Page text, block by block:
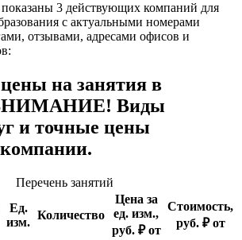
3 действующих компаний для
с актуальными номерами
отзывами, адресами офисов и
на занятия в
Виды
и точные цены
Перечень занятий
Ед.
изм.
Количество
Цена за
ед. изм.,
руб. ₽ от
Стоимость,
руб. ₽ от